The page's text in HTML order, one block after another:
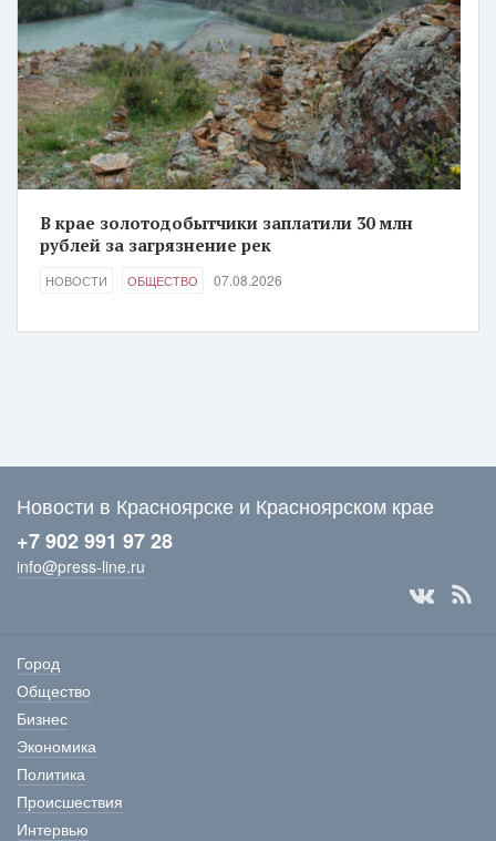
В крае золотодобытчики заплатили 30 млн
рублей за загрязнение рек
НОВОСТИ ОБЩЕСТВО 07.08.2026
Новости в Красноярске и Красноярском крае
+7 902 991 97 28
info@press-line.ru
Город
Общество
Бизнес
Экономика
Политика
Происшествия
Интервью